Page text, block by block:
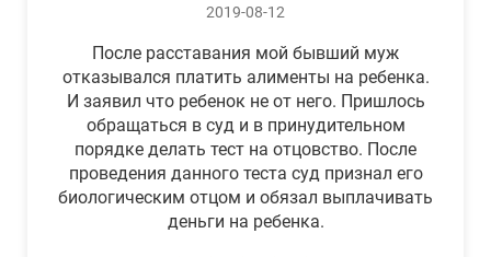
2019-08-12
После расставания мой бывший муж
отказывался платить алименты на ребенка.
И заявил что ребенок не от него. Пришлось
обращаться в суд и в принудительном
порядке делать тест на отцовство. После
проведения данного теста суд признал его
биологическим отцом и обязал выплачивать
деньги на ребенка.